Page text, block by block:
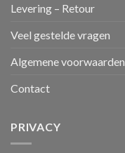
Levering – Retour
Veel gestelde vragen
Algemene voorwaarden
Contact
PRIVACY